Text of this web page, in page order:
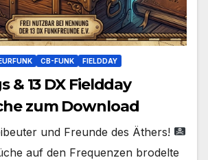
CB-FUNK FIELDDAY
& 13 DX Fieldday
zum Download
und Freunde des Äthers!
auf den Frequenzen brodelte